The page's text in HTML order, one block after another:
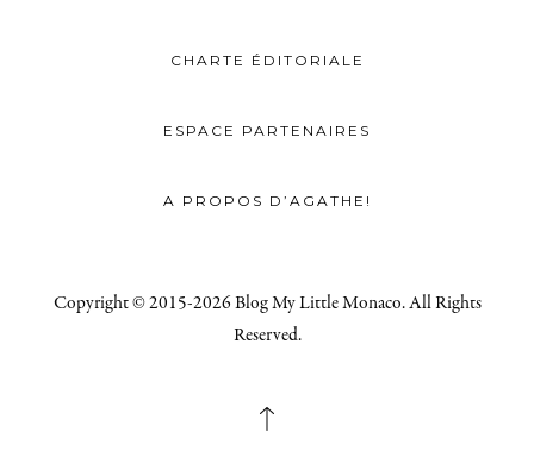
CHARTE ÉDITORIALE
ESPACE PARTENAIRES
A PROPOS D’AGATHE!
Copyright © 2015-2026 Blog My Little Monaco. All Rights
Reserved.